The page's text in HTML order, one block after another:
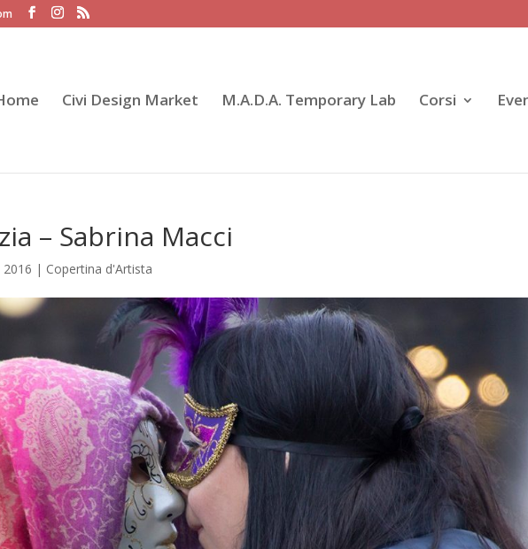
Civi Design Market M.A.D.A. Temporary Lab Corsi
– Sabrina Macci
| Copertina d'Artista